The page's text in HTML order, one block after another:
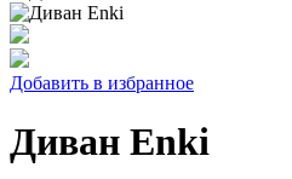
Добавить в избранное
Диван Enki